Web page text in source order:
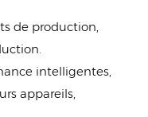
de production,
intelligentes,
appareils,